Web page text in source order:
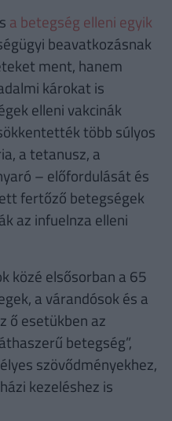
a betegség elleni egyik
beavatkozásnak
ment, hanem
károkat is
elleni vakcinák
több súlyos
a tetanusz, a
– előfordulását és
fertőző betegségek
az infuelnza elleni
közé elsősorban a 65
a várandósok és a
ő esetükben az
betegség”,
szövődményekhez,
kezeléshez is